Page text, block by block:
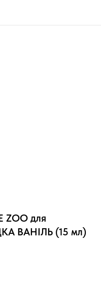
ZOO для
ВАНІЛЬ (15 мл)